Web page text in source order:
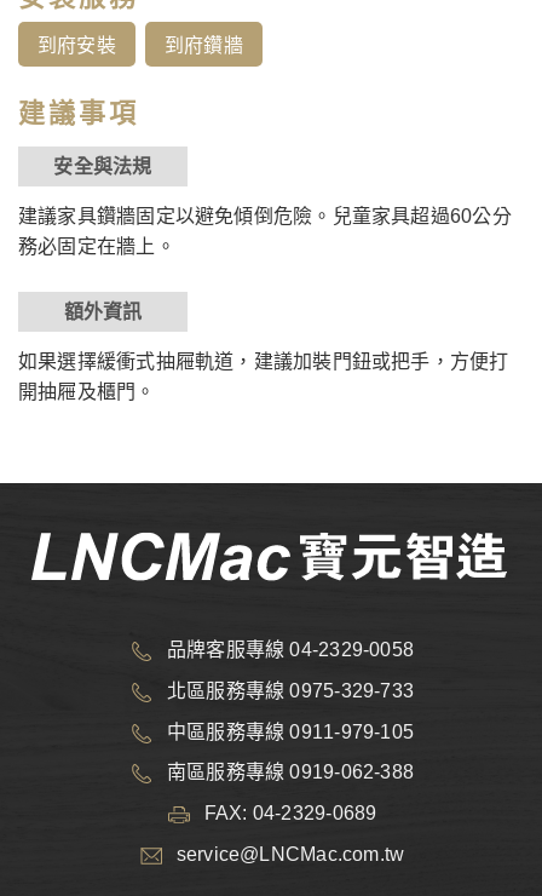
到府安裝 到府鑽牆
建議事項
安全與法規
建議家具鑽牆固定以避免傾倒危險。兒童家具超過60公分
務必固定在牆上。
額外資訊
如果選擇緩衝式抽屜軌道，建議加裝門鈕或把手，方便打
開抽屜及櫃門。
品牌客服專線 04-2329-0058
北區服務專線 0975-329-733
中區服務專線 0911-979-105
南區服務專線 0919-062-388
FAX: 04-2329-0689
service@LNCMac.com.tw